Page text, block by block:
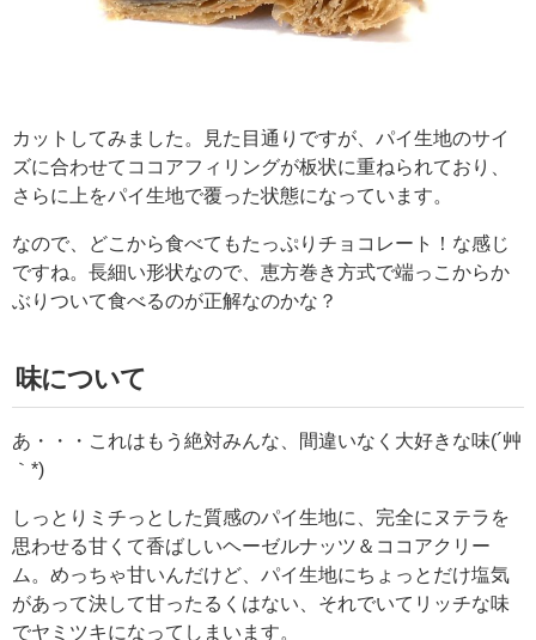
カットしてみました。見た目通りですが、パイ生地のサイ
ズに合わせてココアフィリングが板状に重ねられており、
さらに上をパイ生地で覆った状態になっています。
なので、どこから食べてもたっぷりチョコレート！な感じ
ですね。長細い形状なので、恵方巻き方式で端っこからか
ぶりついて食べるのが正解なのかな？
味について
あ・・・これはもう絶対みんな、間違いなく大好きな味(´艸
｀*)
しっとりミチっとした質感のパイ生地に、完全にヌテラを
思わせる甘くて香ばしいヘーゼルナッツ＆ココアクリー
ム。めっちゃ甘いんだけど、パイ生地にちょっとだけ塩気
があって決して甘ったるくはない、それでいてリッチな味
でヤミツキになってしまいます。